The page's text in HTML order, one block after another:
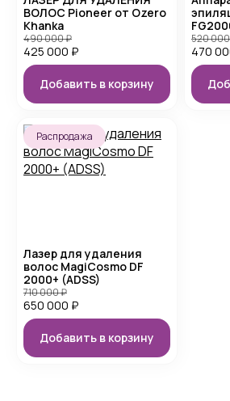
ВОЛОС Pioneer от Ozero
Khanka
425 000 ₽
490 000₽
Добавить в корзину
470
520
Распродажа
Лазер для удаления
волос MagiCosmo DF
2000+ (ADSS)
650 000 ₽
710 000₽
Добавить в корзину